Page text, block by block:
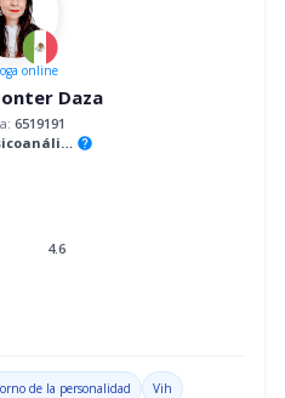
online
Daza
6519191
Psicoanálisis help
4.6
de la personalidad Vih